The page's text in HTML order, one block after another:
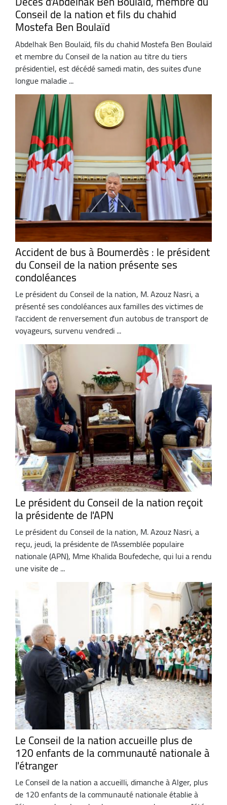
Conseil de la nation et fils du chahid
Mostefa Ben Boulaïd
Abdelhak Ben Boulaïd, fils du chahid Mostefa Ben Boulaïd
et membre du Conseil de la nation au titre du tiers
présidentiel, est décédé samedi matin, des suites d'une
longue maladie ...
Accident de bus à Boumerdès : le président
du Conseil de la nation présente ses
condoléances
Le président du Conseil de la nation, M. Azouz Nasri, a
présenté ses condoléances aux familles des victimes de
l'accident de renversement d'un autobus de transport de
voyageurs, survenu vendredi ...
Le président du Conseil de la nation reçoit
la présidente de l'APN
Le président du Conseil de la nation, M. Azouz Nasri, a
reçu, jeudi, la présidente de l'Assemblée populaire
nationale (APN), Mme Khalida Boufedeche, qui lui a rendu
une visite de ...
Le Conseil de la nation accueille plus de
120 enfants de la communauté nationale à
l'étranger
Le Conseil de la nation a accueilli, dimanche à Alger, plus
de 120 enfants de la communauté nationale établie à